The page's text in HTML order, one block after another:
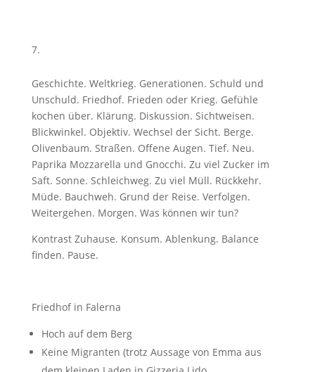
Geschichte. Weltkrieg. Generationen. Schuld und
Unschuld. Friedhof. Frieden oder Krieg. Gefühle
kochen über. Klärung. Diskussion. Sichtweisen.
Blickwinkel. Objektiv. Wechsel der Sicht. Berge.
Olivenbaum. Straßen. Offene Augen. Tief. Neu.
Paprika Mozzarella und Gnocchi. Zu viel Zucker im
Saft. Sonne. Schleichweg. Zu viel Müll. Rückkehr.
Müde. Bauchweh. Grund der Reise. Verfolgen.
Weitergehen. Morgen. Was können wir tun?
Kontrast Zuhause. Konsum. Ablenkung. Balance
finden. Pause.
Friedhof in Falerna
Hoch auf dem Berg
Keine Migranten (trotz Aussage von Emma aus